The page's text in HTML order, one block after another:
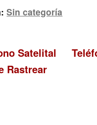
Sin categoría
Satelital
Rastrear